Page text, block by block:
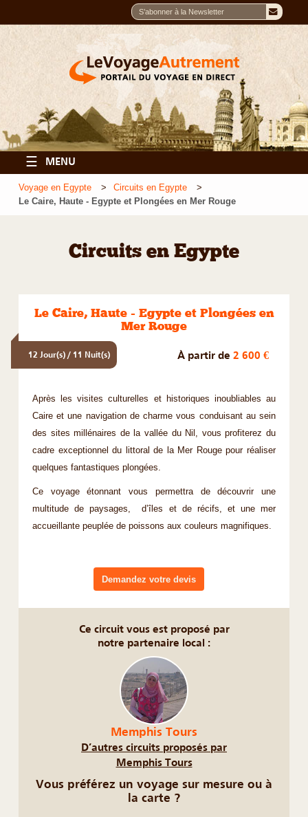
☰ MENU
Voyage en Egypte
Circuits en Egypte
Le Caire, Haute - Egypte et Plongées en Mer Rouge
Circuits en Egypte
Le Caire, Haute - Egypte et Plongées en
Mer Rouge
12 Jour(s) / 11 Nuit(s) À partir de 2 600 €
Après les visites culturelles et historiques inoubliables au
Caire et une navigation de charme vous conduisant au sein
des sites millénaires de la vallée du Nil, vous profiterez du
cadre exceptionnel du littoral de la Mer Rouge pour réaliser
quelques fantastiques plongées.
Ce voyage étonnant vous permettra de découvrir une
multitude de paysages, d’îles et de récifs, et une mer
accueillante peuplée de poissons aux couleurs magnifiques.
Demandez votre devis
Ce circuit vous est proposé par
notre partenaire local :
Memphis Tours
D’autres circuits proposés par
Memphis Tours
Vous préférez un voyage sur mesure ou à
la carte ?